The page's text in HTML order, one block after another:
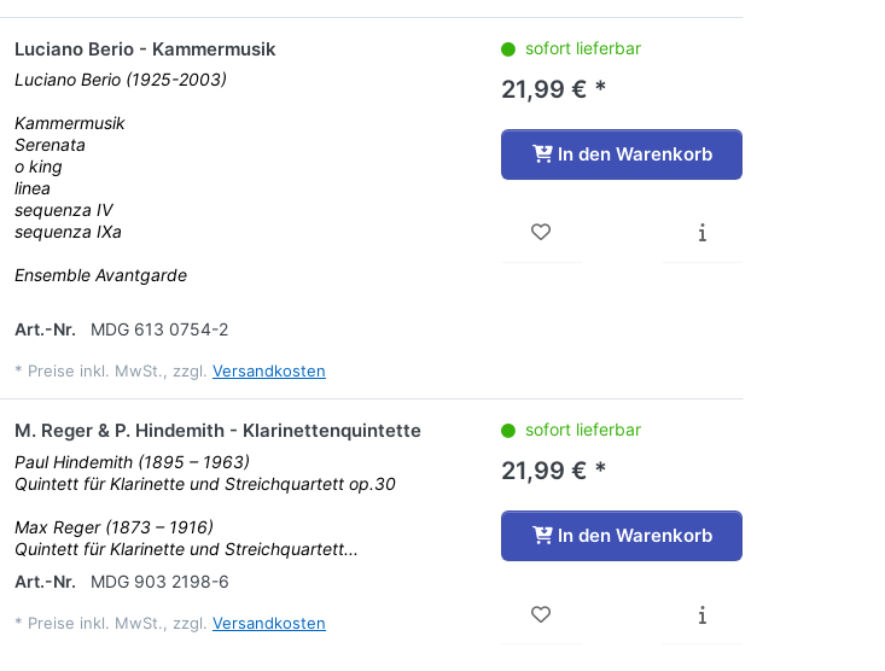
Luciano Berio - Kammermusik
Luciano Berio (1925-2003)
Kammermusik
Serenata
o king
linea
sequenza IV
sequenza IXa
Ensemble Avantgarde
Art.-Nr. MDG 613 0754-2
* Preise inkl. MwSt., zzgl. Versandkosten
sofort lieferbar
21,99 € *
In den Warenkorb
M. Reger & P. Hindemith - Klarinettenquintette
Paul Hindemith (1895 – 1963)
Quintett für Klarinette und Streichquartett op.30
Max Reger (1873 – 1916)
Quintett für Klarinette und Streichquartett...
Art.-Nr.
MDG 903 2198-6
* Preise inkl. MwSt., zzgl. Versandkosten
sofort lieferbar
21,99 € *
In den Warenkorb